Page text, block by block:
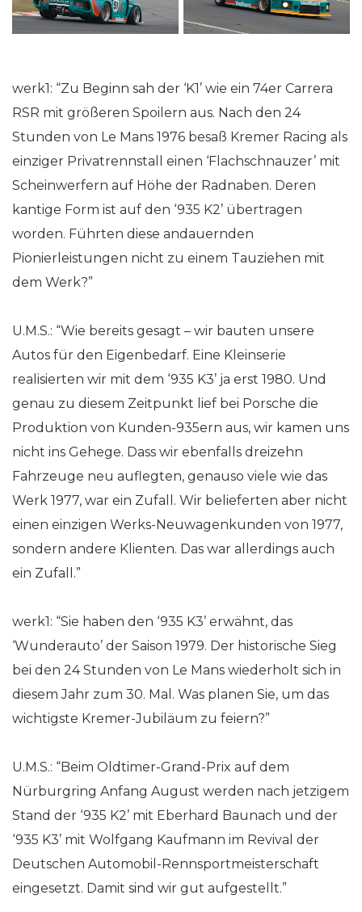
werk1: “Zu Beginn sah der ‘K1’ wie ein 74er Carrera
RSR mit größeren Spoilern aus. Nach den 24
Stunden von Le Mans 1976 besaß Kremer Racing als
einziger Privatrennstall einen ‘Flachschnauzer’ mit
Scheinwerfern auf Höhe der Radnaben. Deren
kantige Form ist auf den ‘935 K2’ übertragen
worden. Führten diese andauernden
Pionierleistungen nicht zu einem Tauziehen mit
dem Werk?”
U.M.S.: “Wie bereits gesagt – wir bauten unsere
Autos für den Eigenbedarf. Eine Kleinserie
realisierten wir mit dem ‘935 K3’ ja erst 1980. Und
genau zu diesem Zeitpunkt lief bei Porsche die
Produktion von Kunden-935ern aus, wir kamen uns
nicht ins Gehege. Dass wir ebenfalls dreizehn
Fahrzeuge neu auflegten, genauso viele wie das
Werk 1977, war ein Zufall. Wir belieferten aber nicht
einen einzigen Werks-Neuwagenkunden von 1977,
sondern andere Klienten. Das war allerdings auch
ein Zufall.”
werk1: “Sie haben den ‘935 K3’ erwähnt, das
‘Wunderauto’ der Saison 1979. Der historische Sieg
bei den 24 Stunden von Le Mans wiederholt sich in
diesem Jahr zum 30. Mal. Was planen Sie, um das
wichtigste Kremer-Jubiläum zu feiern?”
U.M.S.: “Beim Oldtimer-Grand-Prix auf dem
Nürburgring Anfang August werden nach jetzigem
Stand der ‘935 K2’ mit Eberhard Baunach und der
‘935 K3’ mit Wolfgang Kaufmann im Revival der
Deutschen Automobil-Rennsportmeisterschaft
eingesetzt. Damit sind wir gut aufgestellt.”